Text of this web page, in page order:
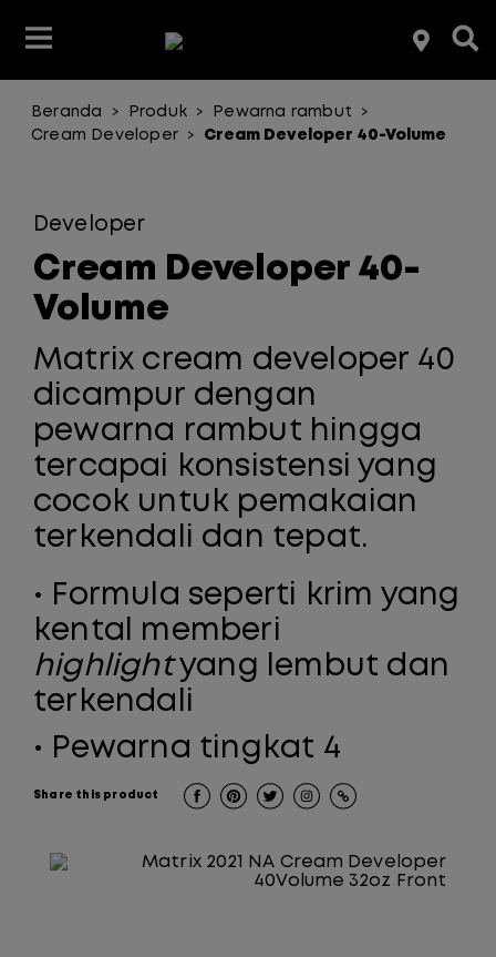
Berdasarkan Jenis Produk
Berdasarkan Jenis Produk
Belanja Menurut Merek
Temukan
Beranda > Produk > Pewarna rambut >
Cream Developer > Cream Developer 40-Volume
Developer
Cream Developer 40-
Volume
Matrix cream developer 40
dicampur dengan
pewarna rambut hingga
tercapai konsistensi yang
cocok untuk pemakaian
terkendali dan tepat.
• Formula seperti krim yang
kental memberi
highlightyang lembut dan
terkendali
• Pewarna tingkat 4
Share this product